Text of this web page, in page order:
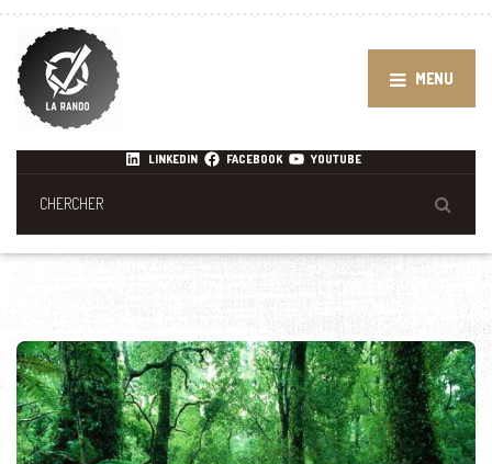
MENU
LINKEDIN FACEBOOK YOUTUBE